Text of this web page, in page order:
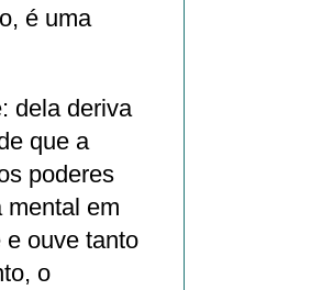
é uma
dela deriva
que a
poderes
mental em
ouve tanto
o